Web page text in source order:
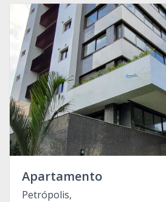
Apartamento
Petrópolis,